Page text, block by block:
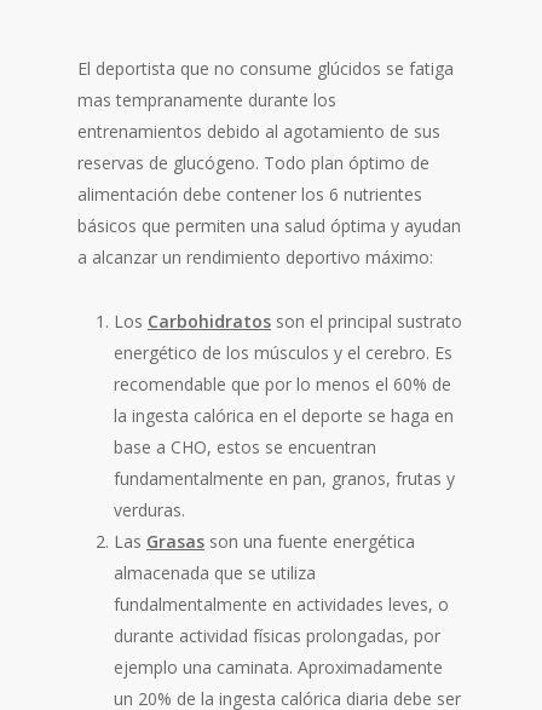
El deportista que no consume glúcidos se fatiga
mas tempranamente durante los
entrenamientos debido al agotamiento de sus
reservas de glucógeno. Todo plan óptimo de
alimentación debe contener los 6 nutrientes
básicos que permiten una salud óptima y ayudan
a alcanzar un rendimiento deportivo máximo:
Los Carbohidratos son el principal sustrato
energético de los músculos y el cerebro. Es
recomendable que por lo menos el 60% de
la ingesta calórica en el deporte se haga en
base a CHO, estos se encuentran
fundamentalmente en pan, granos, frutas y
verduras.
Las Grasas son una fuente energética
almacenada que se utiliza
fundalmentalmente en actividades leves, o
durante actividad físicas prolongadas, por
ejemplo una caminata. Aproximadamente
un 20% de la ingesta calórica diaria debe ser